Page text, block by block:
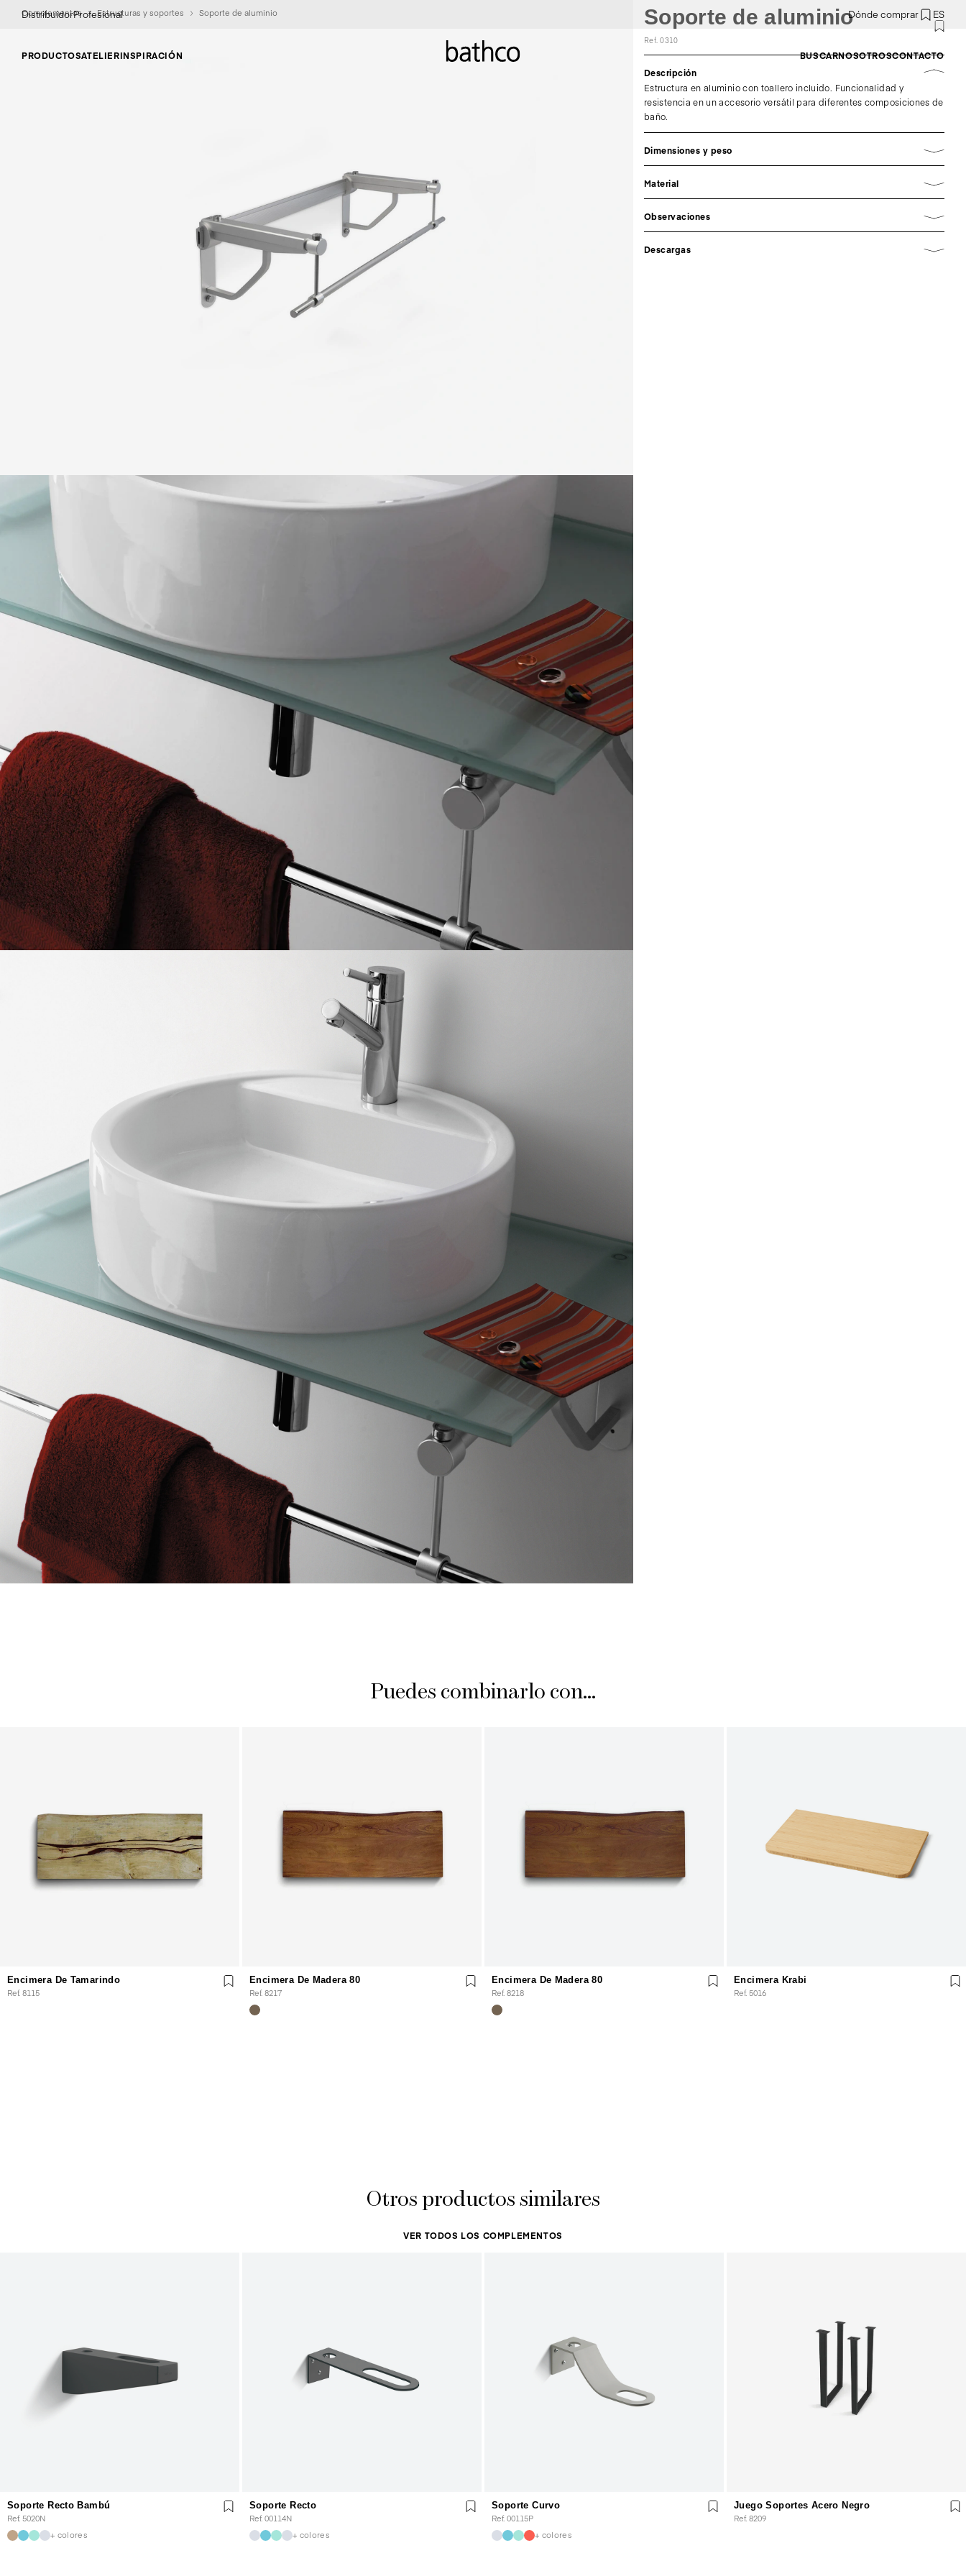
DistribuidorProfesional Dónde comprar ES
PRODUCTOSATELIERINSPIRACIÓN BUSCARNOSOTROSCONTACTO
Complementos Estructuras y soportes Soporte de aluminio Soporte de aluminio
Ref. 0310
Descripción
Estructura en aluminio con toallero incluido. Funcionalidad y
resistencia en un accesorio versátil para diferentes composiciones de
baño.
Dimensiones y peso
Material
Observaciones
Descargas
Puedes combinarlo con...
Encimera De Tamarindo
Ref. 8115
Encimera De Madera 80
Ref. 8217
Encimera De Madera 80
Ref. 8218
Encimera Krabi
Ref. 5016
Otros productos similares
VER TODOS LOS COMPLEMENTOS
Soporte Recto Bambú
Ref. 5020N
+ colores
Soporte Recto
Ref. 00114N
+ colores
Soporte Curvo
Ref. 00115P
+ colores
Juego Soportes Acero Negro
Ref. 8209